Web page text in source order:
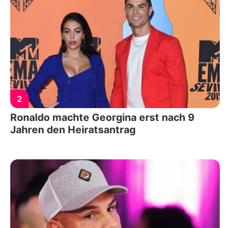
2
Ronaldo machte Georgina erst nach 9
Jahren den Heiratsantrag